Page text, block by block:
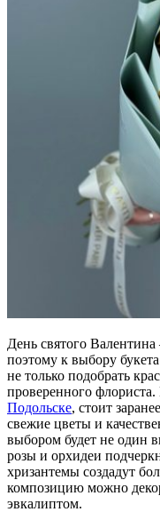
День святого
поэтому к выбору
не только подобрать
проверенного
Подольске, стоит
свежие цветы и
выбором будет не один
розы и орхидеи
хризантемы создадут
композицию можно
эвкалиптом.